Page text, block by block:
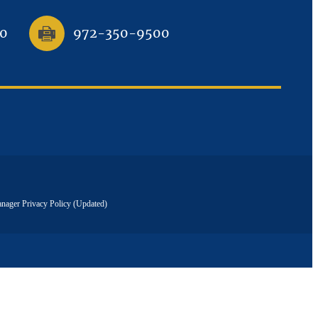
972-350-9500
Privacy Policy (Updated)